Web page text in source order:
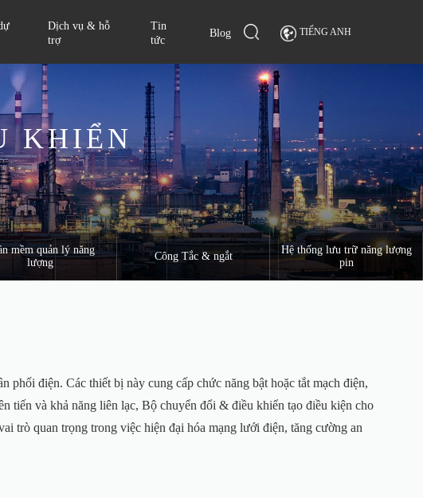
Dịch vụ & hỗ
trợ
Tin
tức
Blog TIẾNG ANH
KHIỂN
mềm quản lý năng
lượng
Công Tắc & ngắt
Hệ thống lưu trữ năng lượng
pin
điện. Các thiết bị này cung cấp chức năng bật hoặc tắt mạch điện,
tiến và khả năng liên lạc, Bộ chuyển đổi & điều khiển tạo điều kiện cho
trò quan trọng trong việc hiện đại hóa mạng lưới điện, tăng cường an